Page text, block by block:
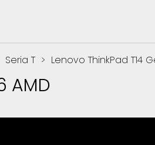
Seria T > Lenovo ThinkPad T14
AMD